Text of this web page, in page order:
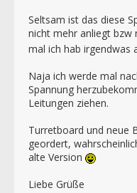
Seltsam ist das diese
nicht mehr anliegt bzw
mal ich hab irgendwas
Naja ich werde mal
Spannung
Leitungen ziehen.
Turretboard und neue
geordert,
alte Version
Liebe Grüße